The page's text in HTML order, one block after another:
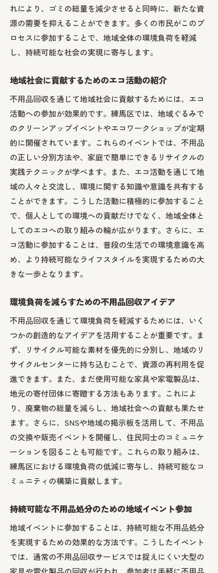
れにより、ゴミの総量を減少させると同時に、新たな資
源の需要を抑えることができます。多くの市民がこのプ
ロセスに参加することで、地域全体の環境負荷を軽減
し、持続可能な社会の実現に寄与します。
地域社会に貢献するためのエコ活動の紹介
不用品回収を通じて地域社会に貢献するためには、エコ
活動への参加が効果的です。練馬区では、地域ぐるみで
のクリーンアップイベントやエコワークショップが定期
的に開催されています。これらのイベントでは、不用品
の正しい分別方法や、家庭で簡単にできるリサイクルの
実践テクニックが学べます。また、エコ活動を通じて地
域の人々と交流し、環境に関する知識や意識を共有する
ことができます。こうした活動に積極的に参加すること
で、個人としての環境への貢献だけでなく、地域全体と
してのエコへの取り組みの輪が広がります。さらに、エ
コ活動に参加することは、普段の生活での環境意識を高
め、より持続可能なライフスタイルを実現するための大
きな一歩となります。
環境負荷を減らすための不用品回収アイデア
不用品回収を通じて環境負荷を軽減するためには、いく
つかの創造的なアイデアを活用することが重要です。ま
ず、リサイクル可能な素材を優先的に分別し、地域のリ
サイクルセンターに持ち込むことで、資源の再利用を促
進できます。また、まだ使用可能な家具や家電製品は、
地元の寄付団体に寄贈する方法もあります。これによ
り、廃棄物の総量を減らし、地域社会への貢献も果たせ
ます。さらに、SNSや地域の掲示板を活用して、不用品
の交換や販売イベントを開催し、住民同士のコミュニケ
ーションを図ることも可能です。これらの取り組みは、
練馬区における環境負荷の低減に寄与し、持続可能なコ
ミュニティの構築に貢献します。
持続可能な不用品処分のための地域イベント参加
地域イベントに参加することは、持続可能な不用品処分
を実現するための効果的な方法です。こうしたイベント
では、通常の不用品回収サービスでは捉えにくい大型の